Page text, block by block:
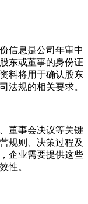
信息是公司年审中
东或董事的身份证
料将用于确认股东
法规的相关要求。
董事会决议等关键
规则、决策过程及
企业需要提供这些
性。